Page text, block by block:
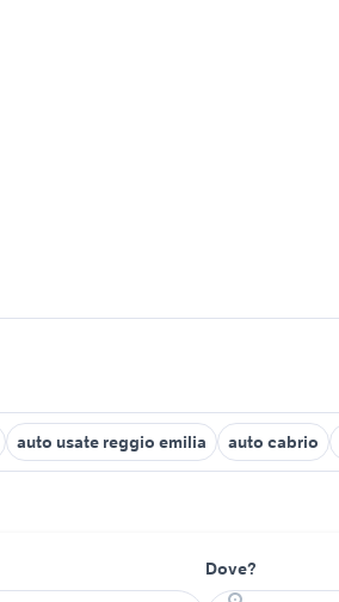
auto usate reggio emilia auto cabrio
Dove?